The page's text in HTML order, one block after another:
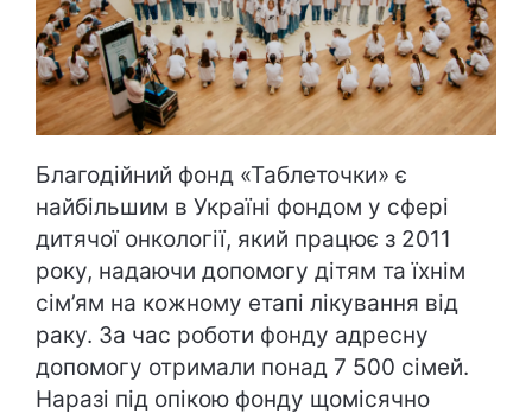
Благодійний фонд «Таблеточки» є
найбільшим в Україні фондом у сфері
дитячої онкології, який працює з 2011
року, надаючи допомогу дітям та їхнім
сім’ям на кожному етапі лікування від
раку. За час роботи фонду адресну
допомогу отримали понад 7 500 сімей.
Наразі під опікою фонду щомісячно